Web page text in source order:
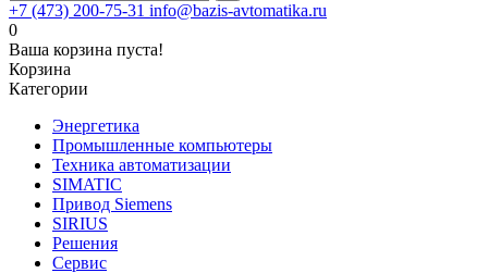
+7 (473) 200-75-31 info@bazis-avtomatika.ru
0
Ваша корзина пуста!
Корзина
Категории
Энергетика
Промышленные компьютеры
Техника автоматизации
SIMATIC
Привод Siemens
SIRIUS
Решения
Сервис